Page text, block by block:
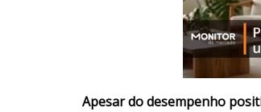
Apesar do desempenho